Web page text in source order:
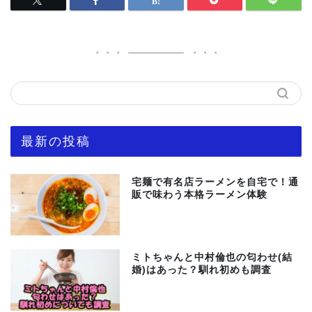
最新の投稿
宅麺で有名店ラーメンを自宅で！通
販で味わう本格ラーメン体験
ミトちゃんと中村倫也の匂わせ(結
婚)はあった？馴れ初めも調査